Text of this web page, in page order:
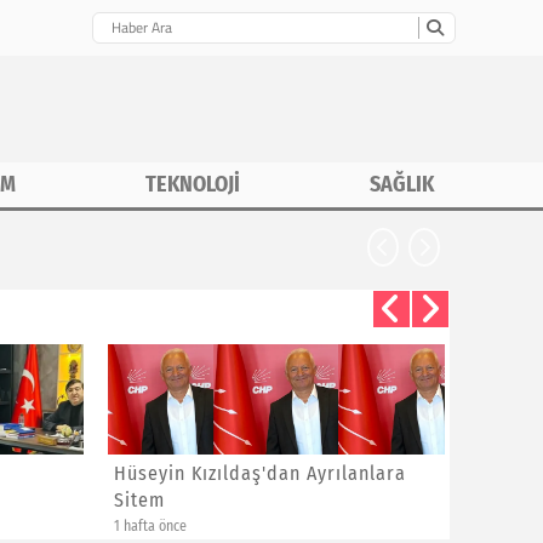
TEKNOLOJİ SAĞLIK
Hüseyin Kızıldaş'dan Ayrılanlara
Sitem
1 hafta önce